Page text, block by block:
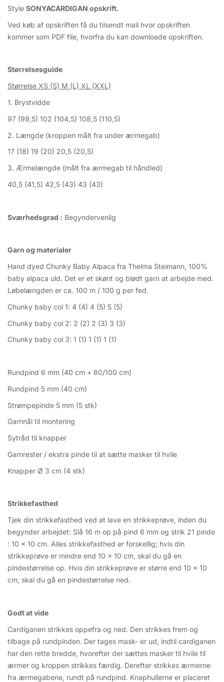
Style SONYACARDIGAN opskrift.
Ved køb af opskriften få du tilsendt mail hvor opskriften
kommer som PDF file, hvorfra du kan downloade opskriften.
Størrelsesguide
Størrelse XS (S) M (L) XL (XXL)
1. Brystvidde
97 (99,5) 102 (104,5) 108,5 (110,5)
2. Længde (kroppen målt fra under ærmegab)
17 (18) 19 (20) 20,5 (20,5)
3. Ærmelængde (målt fra ærmegab til håndled)
40,5 (41,5) 42,5 (43) 43 (43)
Sværhedsgrad : Begyndervenlig
Garn og materialer
Hand dyed Chunky Baby Alpaca fra Thelma Steimann, 100%
baby alpaca uld. Det er et skønt og blødt garn at arbejde med.
Løbelængden er ca. 100 m / 100 g per fed.
Chunky baby col 1: 4 (4) 4 (5) 5 (5)
Chunky baby col 2: 2 (2) 2 (3) 3 (3)
Chunky baby col 3: 1 (1) 1 (1) 1 (1)
Rundpind 6 mm (40 cm + 80/100 cm)
Rundpind 5 mm (40 cm)
Strømpepinde 5 mm (5 stk)
Garnnål til montering
Sytråd til knapper
Garnrester / ekstra pinde til at sætte masker til hvile
Knapper Ø 3 cm (4 stk)
Strikkefasthed
Tjek din strikkefasthed ved at lave en strikkeprøve, inden du
begynder arbejdet: Slå 16 m op på pind 6 mm og strik 21 pinde
: 10 x 10 cm. Alles strikkefasthed er forskellig; hvis din
strikkeprøve er mindre end 10 x 10 cm, skal du gå en
pindestørrelse op. Hvis din strikkeprøve er større end 10 x 10
cm, skal du gå en pindestørrelse ned.
Godt at vide
Cardiganen strikkes oppefra og ned. Den strikkes frem og
tilbage på rundpinden. Der tages mask- er ud, indtil cardiganen
har den rette bredde, hvorefter der sættes masker til hvile til
ærmer og kroppen strikkes færdig. Derefter strikkes ærmerne
fra ærmegabene, rundt på rundpind. Knaphullerne er placeret